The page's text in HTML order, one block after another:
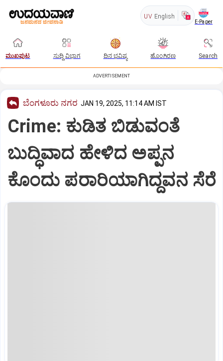
UV English
E-Paper
ಮುಖಪುಟ ಸುದ್ದಿ ವಿಭಾಗ ದಿನ ಭವಿಷ್ಯ ಹೊಂಗಿರಣ Search
ADVERTISEMENT
ಬೆಂಗಳೂರು ನಗರ JAN 19, 2025, 11:14 AM IST
Crime: ಕುಡಿತ ಬಿಡುವಂತೆ
ಬುದ್ಧಿವಾದ ಹೇಳಿದ ಅಪ್ಪನ
ಕೊಂದು ಪರಾರಿಯಾಗಿದ್ದವನ ಸೆರೆ